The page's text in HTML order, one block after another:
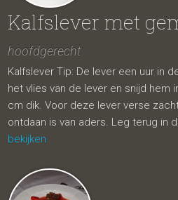
Kalfslever met
hoofdgerecht
Kalfslever Tip: De lever een uur in
het vlies van de lever en snijd hem
cm dik. Voor deze lever verse
ontdaan is van aders. Leg terug in
bekijken